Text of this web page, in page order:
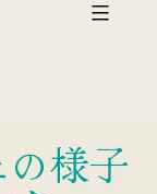
様子